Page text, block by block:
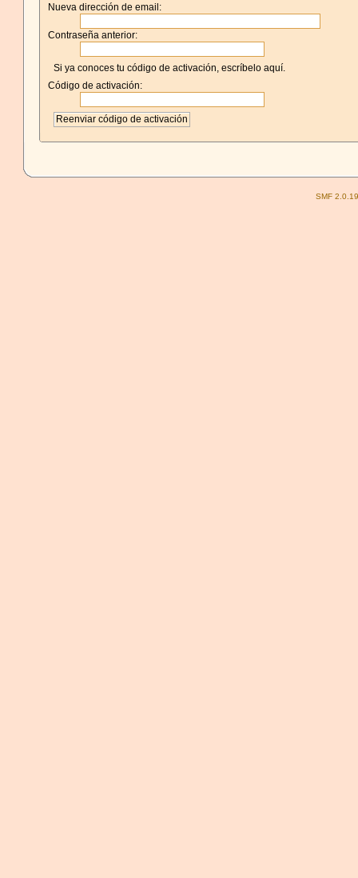
Nueva dirección de email:
Contraseña anterior:
Si ya conoces tu código de activación, escríbelo aquí.
Código de activación:
SMF 2.0.19